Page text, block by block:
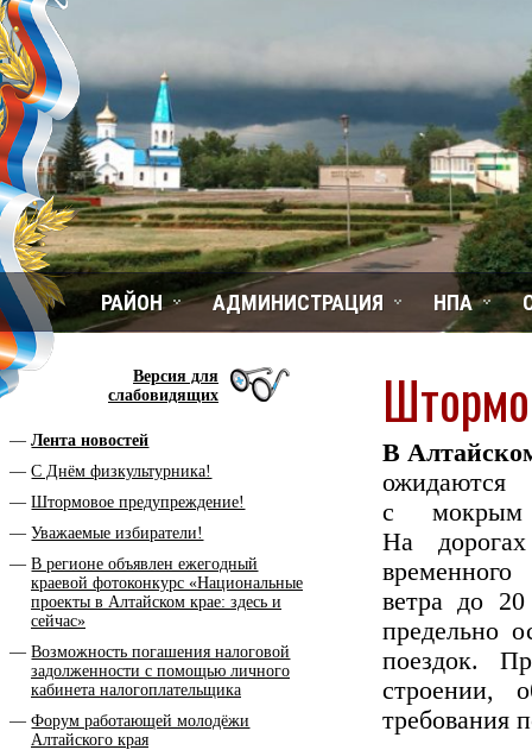
РАЙОН АДМИНИСТРАЦИЯ НПА
Версия для
слабовидящих
Лента новостей
С Днём физкультурника!
Штормовое предупреждение!
Уважаемые избиратели!
В регионе объявлен ежегодный
краевой фотоконкурс «Национальные
проекты в Алтайском крае: здесь и
сейчас»
Возможность погашения налоговой
задолженности с помощью личного
кабинета налогоплательщика
Форум работающей молодёжи
Алтайского края
В
с мокрым
На
ветра до
предельно
поездок.
строении,
требования